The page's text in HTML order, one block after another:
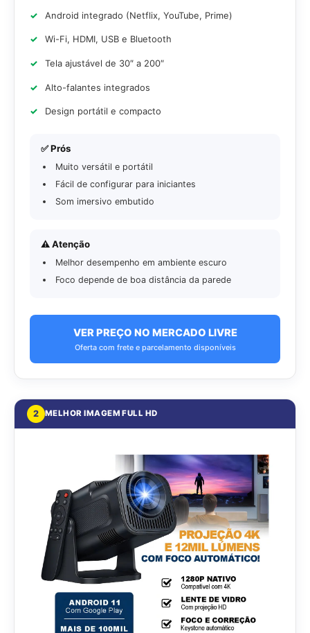
Android integrado (Netflix, YouTube, Prime)
Wi-Fi, HDMI, USB e Bluetooth
Tela ajustável de 30″ a 200″
Alto-falantes integrados
Design portátil e compacto
✅ Prós
Muito versátil e portátil
Fácil de configurar para iniciantes
Som imersivo embutido
⚠️ Atenção
Melhor desempenho em ambiente escuro
Foco depende de boa distância da parede
VER PREÇO NO MERCADO LIVRE
Oferta com frete e parcelamento disponíveis
2 MELHOR IMAGEM FULL HD